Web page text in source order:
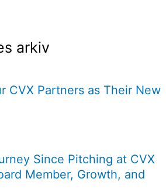
arkiv
CVX Partners as Their New
Since Pitching at CVX
Member, Growth, and